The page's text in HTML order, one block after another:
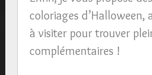
coloriages d’Halloween,
à visiter pour trouver
complémentaires !